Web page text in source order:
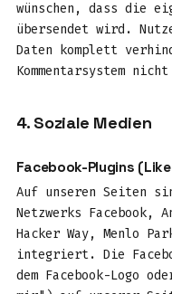
wünschen, dass die
übersendet wird.
Daten komplett
Kommentarsystem
4. Soziale Medien
Facebook-Plugins
Auf unseren Seiten
Netzwerks Facebook,
Hacker Way, Menlo
integriert. Die
dem Facebook-Logo